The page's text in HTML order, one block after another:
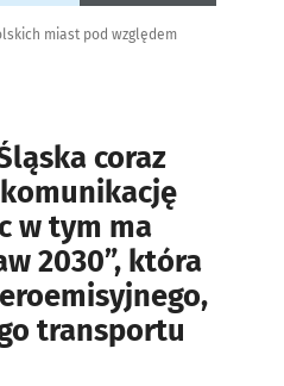
miast pod względem
coraz
w tym ma
2030”, która
transportu